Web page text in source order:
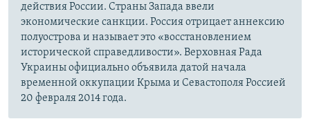
действия России. Страны Запада ввели
экономические санкции. Россия отрицает аннексию
полуострова и называет это «восстановлением
исторической справедливости». Верховная Рада
Украины официально объявила датой начала
временной оккупации Крыма и Севастополя Россией
20 февраля 2014 года.